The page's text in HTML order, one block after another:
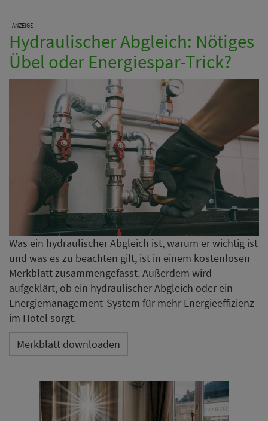
ANZEIGE
Hydraulischer Abgleich: Nötiges
Übel oder Energiespar-Trick?
Was ein hydraulischer Abgleich ist, warum er wichtig ist
und was es zu beachten gilt, ist in einem kostenlosen
Merkblatt zusammengefasst. Außerdem wird
aufgeklärt, ob ein hydraulischer Abgleich oder ein
Energiemanagement-System für mehr Energieeffizienz
im Hotel sorgt.
Merkblatt downloaden